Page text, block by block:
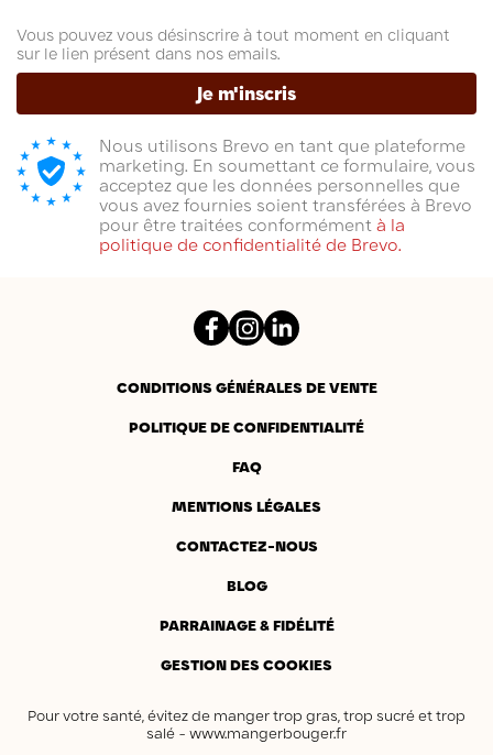
Vous pouvez vous désinscrire à tout moment en cliquant
sur le lien présent dans nos emails.
Je m'inscris
Nous utilisons Brevo en tant que plateforme
marketing. En soumettant ce formulaire, vous
acceptez que les données personnelles que
vous avez fournies soient transférées à Brevo
pour être traitées conformément à la
politique de confidentialité de Brevo.
CONDITIONS GÉNÉRALES DE VENTE
POLITIQUE DE CONFIDENTIALITÉ
FAQ
MENTIONS LÉGALES
CONTACTEZ-NOUS
BLOG
PARRAINAGE & FIDÉLITÉ
GESTION DES COOKIES
Facebook
Instagram
LinkedIn
Pour votre santé, évitez de manger trop gras, trop sucré et trop
salé - www.mangerbouger.fr